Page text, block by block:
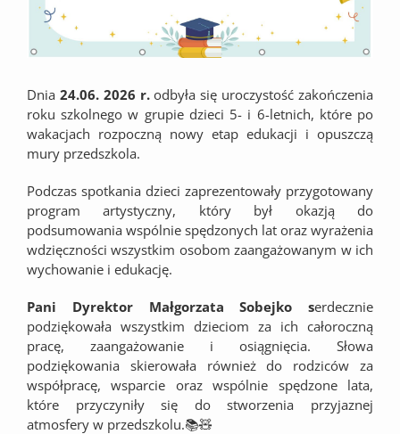
Dnia 24.06. 2026 r.odbyła się uroczystość zakończenia
roku szkolnego w grupie dzieci 5- i 6-letnich, które po
wakacjach rozpoczną nowy etap edukacji i opuszczą
mury przedszkola.
Podczas spotkania dzieci zaprezentowały przygotowany
program artystyczny, który był okazją do
podsumowania wspólnie spędzonych lat oraz wyrażenia
wdzięczności wszystkim osobom zaangażowanym w ich
wychowanie i edukację.
Pani Dyrektor Małgorzata Sobejko serdecznie
podziękowała wszystkim dzieciom za ich całoroczną
pracę, zaangażowanie i osiągnięcia. Słowa
podziękowania skierowała również do rodziców za
współpracę, wsparcie oraz wspólnie spędzone lata,
które przyczyniły się do stworzenia przyjaznej
atmosfery w przedszkolu.📚🧸